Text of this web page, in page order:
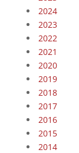
2024
2023
2022
2021
2020
2019
2018
2017
2016
2015
2014